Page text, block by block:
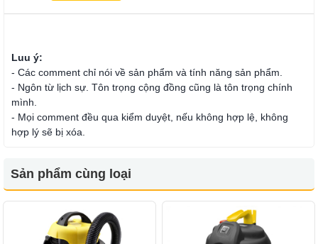
Luu ý:
- Các comment chỉ nói về sản phẩm và tính năng sản phẩm.
- Ngôn từ lịch sự. Tôn trọng cộng đồng cũng là tôn trọng chính
mình.
- Mọi comment đều qua kiểm duyệt, nếu không hợp lệ, không
hợp lý sẽ bị xóa.
Sản phẩm cùng loại